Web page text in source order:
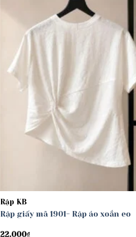
Rập KB
Rập giấy mã 1901- Rập áo xoắn eo
22.000₫